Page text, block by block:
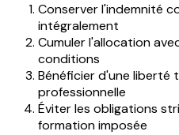
Conserver l'indemnité
intégralement
Cumuler l'allocation
conditions
Bénéficier d'une liberté
professionnelle
Éviter les obligations
formation imposée